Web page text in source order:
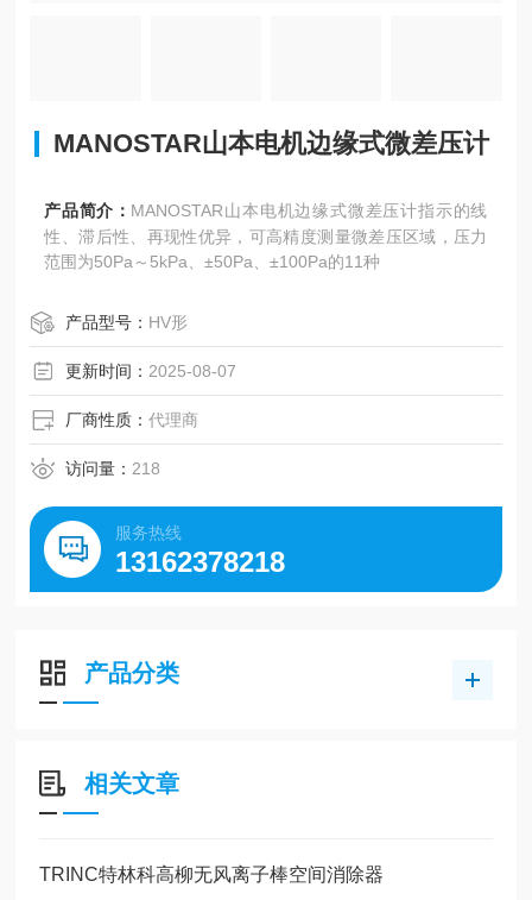
MANOSTAR山本电机边缘式微差压计
产品简介： MANOSTAR山本电机边缘式微差压计指示的线
性、滞后性、再现性优异，可高精度测量微差压区域，压力
范围为50Pa～5kPa、±50Pa、±100Pa的11种
产品型号： HV形
更新时间： 2025-08-07
厂商性质：代理商
访问量： 218
服务热线
13162378218
产品分类
相关文章
TRINC特林科高柳无风离子棒空间消除器